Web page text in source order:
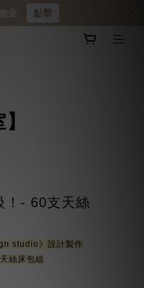
！- 60支天絲
studio》 設計製作
絲床包組
金 點擊